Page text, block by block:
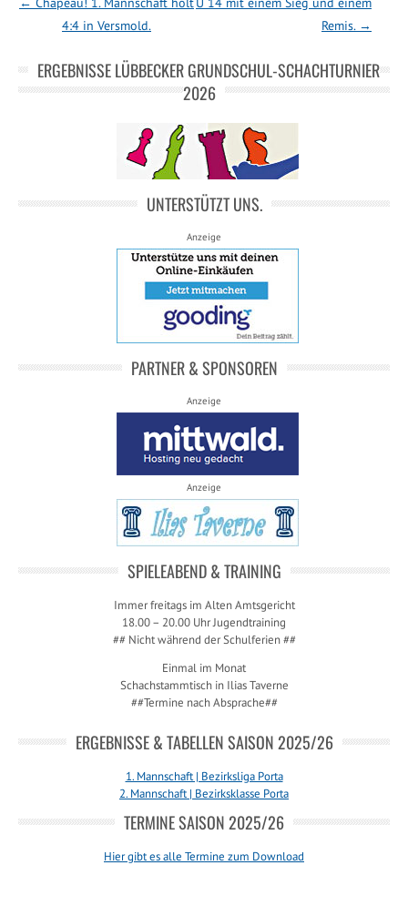
4:4 in Versmold.
Remis. →
ERGEBNISSE LÜBBECKER GRUNDSCHUL-SCHACHTURNIER
2026
UNTERSTÜTZT UNS.
Anzeige
PARTNER & SPONSOREN
Anzeige
Anzeige
SPIELEABEND & TRAINING
Immer freitags im Alten Amtsgericht
18.00 – 20.00 Uhr Jugendtraining
## Nicht während der Schulferien ##
Einmal im Monat
Schachstammtisch in Ilias Taverne
##Termine nach Absprache##
ERGEBNISSE & TABELLEN SAISON 2025/26
1. Mannschaft | Bezirksliga Porta
2. Mannschaft | Bezirksklasse Porta
TERMINE SAISON 2025/26
Hier gibt es alle Termine zum Download